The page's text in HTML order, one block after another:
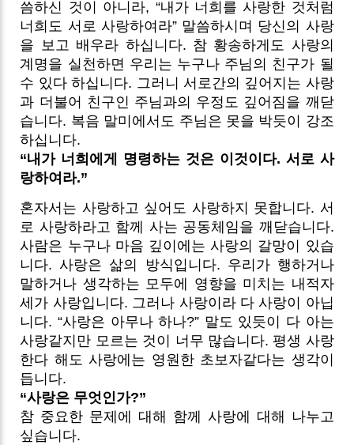
씀하신 것이 아니라, “내가 너희를 사랑한 것처럼
너희도 서로 사랑하여라” 말씀하시며 당신의 사랑
을 보고 배우라 하십니다. 참 황송하게도 사랑의
계명을 실천하면 우리는 누구나 주님의 친구가 될
수 있다 하십니다. 그러니 서로간의 깊어지는 사랑
과 더불어 친구인 주님과의 우정도 깊어짐을 깨닫
습니다. 복음 말미에서도 주님은 못을 박듯이 강조
하십니다.
“내가 너희에게 명령하는 것은 이것이다. 서로 사
랑하여라.”
혼자서는 사랑하고 싶어도 사랑하지 못합니다. 서
로 사랑하라고 함께 사는 공동체임을 깨닫습니다.
사람은 누구나 마음 깊이에는 사랑의 갈망이 있습
니다. 사랑은 삶의 방식입니다. 우리가 행하거나
말하거나 생각하는 모두에 영향을 미치는 내적자
세가 사랑입니다. 그러나 사랑이라 다 사랑이 아닙
니다. “사랑은 아무나 하나?” 말도 있듯이 다 아는
사랑같지만 모르는 것이 너무 많습니다. 평생 사랑
한다 해도 사랑에는 영원한 초보자같다는 생각이
듭니다.
“사랑은 무엇인가?”
참 중요한 문제에 대해 함께 사랑에 대해 나누고
싶습니다.